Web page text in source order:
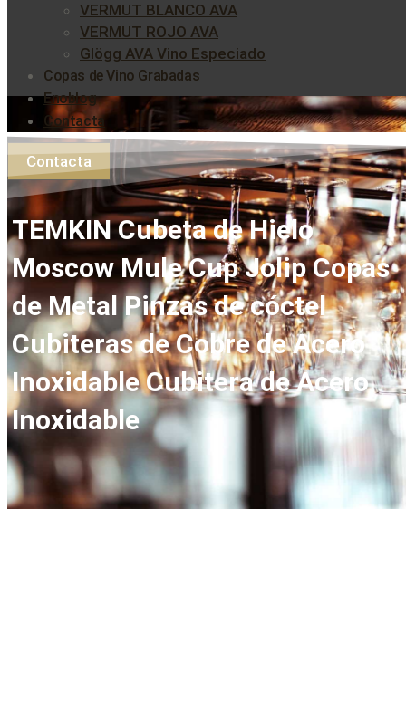
VERMUT BLANCO AVA
VERMUT ROJO AVA
Glögg AVA Vino Especiado
Copas de Vino Grabadas
Enoblog
Contacta
Contacta
TEMKIN Cubeta de Hielo
Moscow Mule Cup Jolip Copas
de Metal Pinzas de cóctel
Cubiteras de Cobre de Acero
Inoxidable Cubitera de Acero
Inoxidable